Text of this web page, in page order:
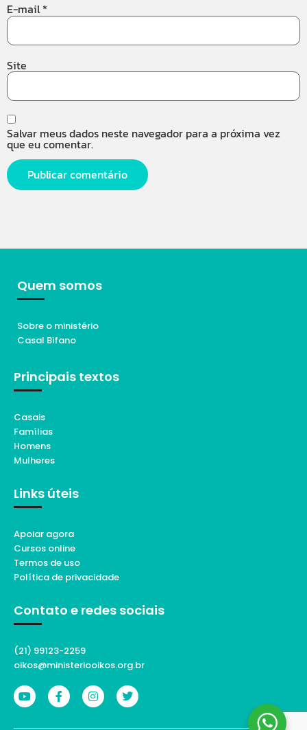
E-mail *
Site
Salvar meus dados neste navegador para a próxima vez
que eu comentar.
Quem somos
Sobre o ministério
Casal Bifano
Principais textos
Casais
Famílias
Homens
Mulheres
Links úteis
Apoiar agora
Cursos online
Termos de uso
Política de privacidade
Contato e redes sociais
(21) 99123-2259
oikos@ministeriooikos.org.br